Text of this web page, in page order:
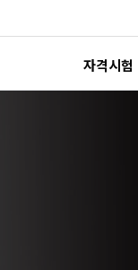
자격시험